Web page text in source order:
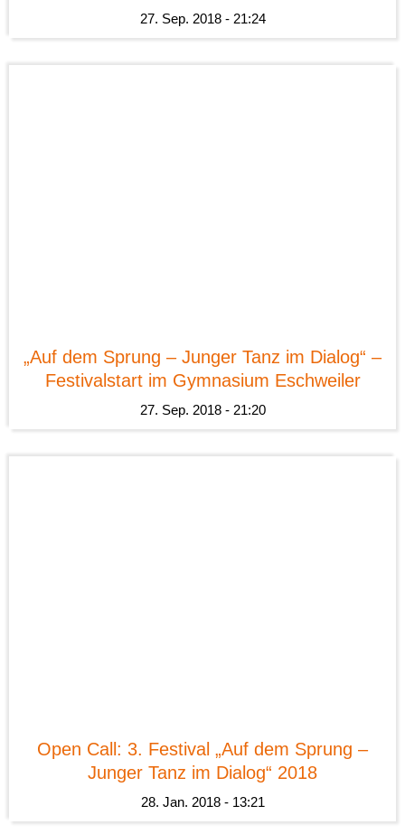
27. Sep. 2018 - 21:24
„Auf dem Sprung – Junger Tanz im Dialog“ –
Festivalstart im Gymnasium Eschweiler
27. Sep. 2018 - 21:20
Open Call: 3. Festival „Auf dem Sprung –
Junger Tanz im Dialog“ 2018
28. Jan. 2018 - 13:21